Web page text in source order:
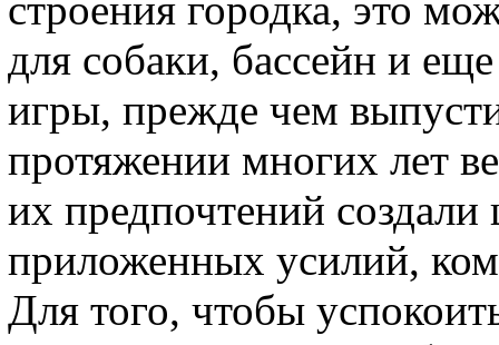
для собаки, бассейн и
игры, прежде чем
протяжении многих лет
их предпочтений
приложенных усилий,
Для того, чтобы